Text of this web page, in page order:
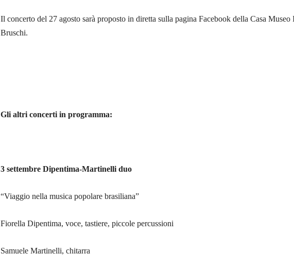
Il concerto del 27 agosto sarà proposto in diretta sulla pagina Facebook della Casa Museo
Bruschi.
Gli altri concerti in programma:
3 settembre Dipentima-Martinelli duo
“Viaggio nella musica popolare brasiliana”
Fiorella Dipentima, voce, tastiere, piccole percussioni
Samuele Martinelli, chitarra